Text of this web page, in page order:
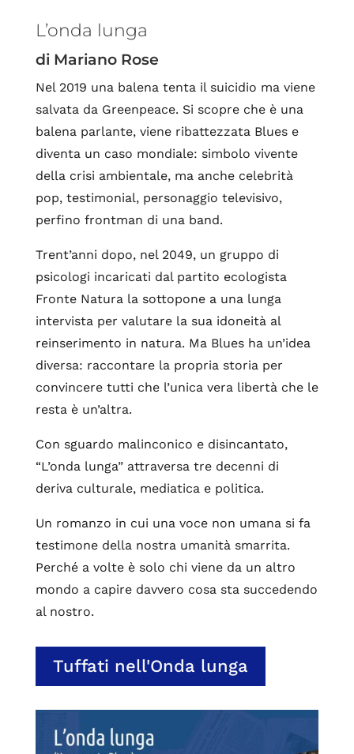
L’onda lunga
di Mariano Rose
Nel 2019 una balena tenta il suicidio ma viene
salvata da Greenpeace. Si scopre che è una
balena parlante, viene ribattezzata Blues e
diventa un caso mondiale: simbolo vivente
della crisi ambientale, ma anche celebrità
pop, testimonial, personaggio televisivo,
perfino frontman di una band.
Trent’anni dopo, nel 2049, un gruppo di
psicologi incaricati dal partito ecologista
Fronte Natura la sottopone a una lunga
intervista per valutare la sua idoneità al
reinserimento in natura. Ma Blues ha un’idea
diversa: raccontare la propria storia per
convincere tutti che l’unica vera libertà che le
resta è un’altra.
Con sguardo malinconico e disincantato,
“L’onda lunga” attraversa tre decenni di
deriva culturale, mediatica e politica.
Un romanzo in cui una voce non umana si fa
testimone della nostra umanità smarrita.
Perché a volte è solo chi viene da un altro
mondo a capire davvero cosa sta succedendo
al nostro.
Tuffati nell'Onda lunga